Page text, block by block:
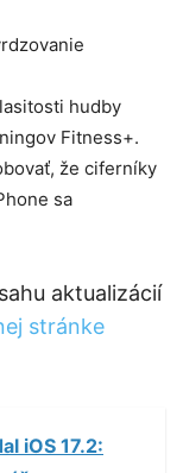
hudby
Fitness+.
že ciferníky
sa
aktualizácií
stránke
iOS 17.2: